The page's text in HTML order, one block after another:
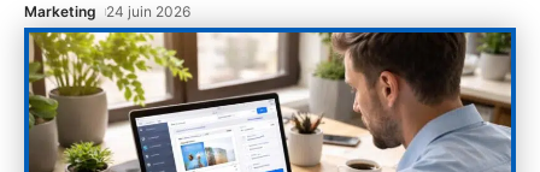
Marketing 24 juin 2026